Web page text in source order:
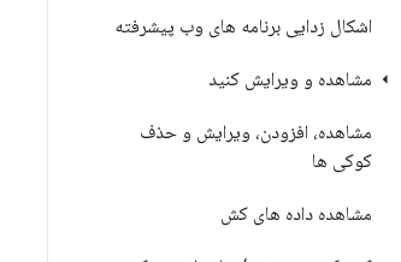
اشکال زدایی برنامه های وب پیشرفته
مشاهده و ویرایش کنید
مشاهده، افزودن، ویرایش و حذف
کوکی ها
مشاهده داده های کش